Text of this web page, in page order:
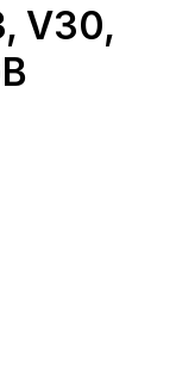
V30,